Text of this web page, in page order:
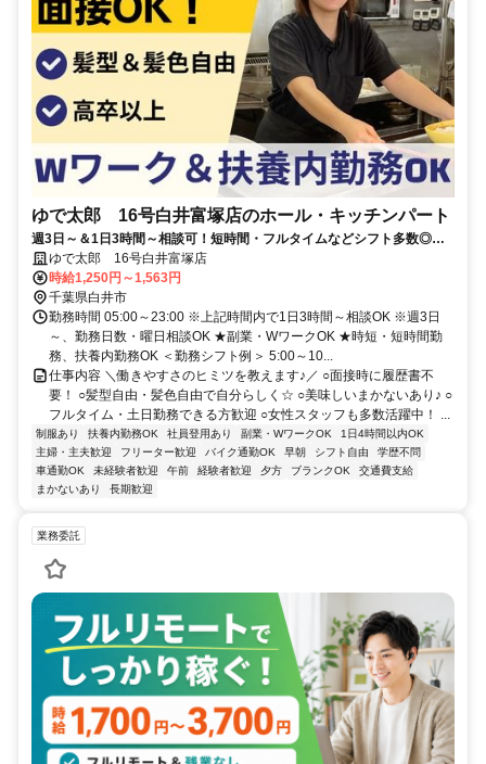
ゆで太郎 16号白井富塚店のホール・キッチンパート
週3日～＆1日3時間～相談可！短時間・フルタイムなどシフト多数◎髪
型自由・履歴書不要
ゆで太郎 16号白井富塚店
時給1,250円～1,563円
千葉県白井市
勤務時間 05:00～23:00 ※上記時間内で1日3時間～相談OK ※週3日
～、勤務日数・曜日相談OK ★副業・WワークOK ★時短・短時間勤
務、扶養内勤務OK ＜勤務シフト例＞ 5:00～10...
仕事内容 ＼働きやすさのヒミツを教えます♪／ ○面接時に履歴書不
要！ ○髪型自由・髪色自由で自分らしく☆ ○美味しいまかないあり♪ ○
フルタイム・土日勤務できる方歓迎 ○女性スタッフも多数活躍中！ ...
制服あり 扶養内勤務OK 社員登用あり 副業・WワークOK
1日4時間以内OK
主婦・主夫歓迎
フリーター歓迎 バイク通勤OK 早朝 シフト自由
学歴不問
車通勤OK
未経験者歓迎 午前 経験者歓迎 夕方 ブランクOK
交通費支給
まかないあり
長期歓迎
業務委託